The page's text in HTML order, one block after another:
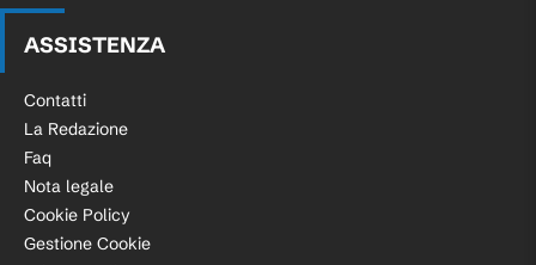
ASSISTENZA
Contatti
La Redazione
Faq
Nota legale
Cookie Policy
Gestione Cookie